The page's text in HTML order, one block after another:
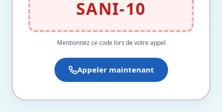
SANI-10
Mentionnez ce code lors de votre appel
Appeler maintenant